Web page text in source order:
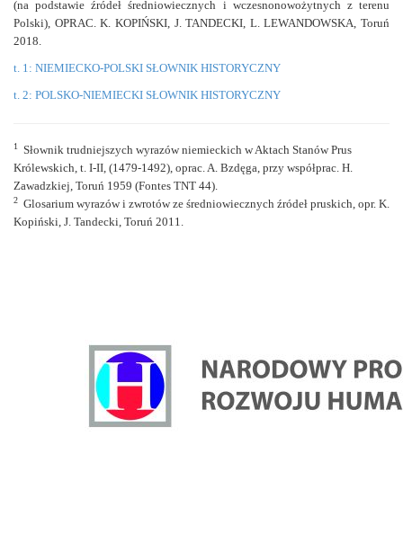
(na podstawie źródeł średniowiecznych i wczesnonowożytnych z terenu
Polski), OPRAC. K. KOPIŃSKI, J. TANDECKI, L. LEWANDOWSKA, Toruń
2018.
t. 1: NIEMIECKO-POLSKI SŁOWNIK HISTORYCZNY
t. 2: POLSKO-NIEMIECKI SŁOWNIK HISTORYCZNY
1
Słownik trudniejszych wyrazów niemieckich w Aktach Stanów Prus
Królewskich, t. I-II, (1479-1492), oprac. A. Bzdęga, przy współprac. H.
Zawadzkiej, Toruń 1959 (Fontes TNT 44).
2 Glosarium wyrazów i zwrotów ze średniowiecznych źródeł pruskich, opr. K.
Kopiński, J. Tandecki, Toruń 2011.